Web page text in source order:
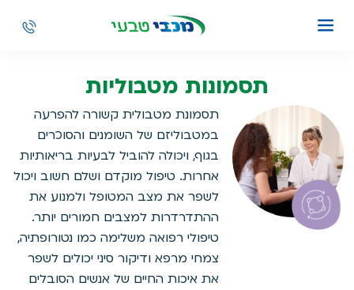
תסמונות מטבוליות
תסמונת מטבולית קשורה להפרעה
במטבוליזם של השומנים והסוכרים
בגוף, ויכולה להוביל לבעיות בריאותיות
אחרות. טיפול מוקדם ושלם חשוב ויכול
לשפר את מצב המטופל ולמנוע את
ההתדרדרות למצבים חמורים יותר.
טיפולי רפואה משלימה כמו נטורופתיה,
צמחי מרפא ודיקור סיני יכולים לשפר
את איכות החיים של אנשים הסובלים